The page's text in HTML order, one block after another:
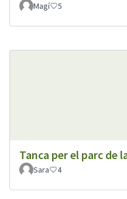
Magí
5
Tanca per el parc de
Sara
4